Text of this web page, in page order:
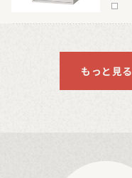
もっと見る